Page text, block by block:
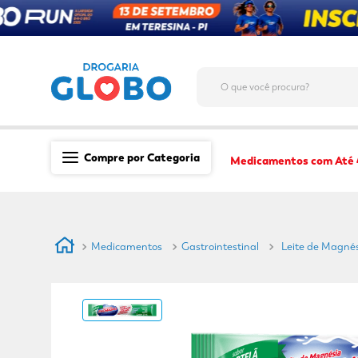
Compre por Categoria
Dermocosméticos
Higiene & Beleza
Medicamentos com Até
Medicamentos Gastrointestinal Leite de